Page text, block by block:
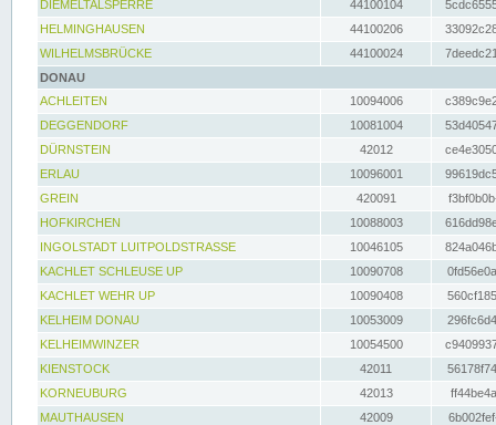
DIEMELTALSPERRE
44100104
HELMINGHAUSEN
44100206
WILHELMSBRÜCKE
44100024
DONAU
ACHLEITEN
10094006
DEGGENDORF
10081004
DÜRNSTEIN
42012
ERLAU
10096001
GREIN
420091
HOFKIRCHEN
10088003
INGOLSTADT LUITPOLDSTRASSE
10046105
KACHLET SCHLEUSE UP
10090708
KACHLET WEHR UP
10090408
KELHEIM DONAU
10053009
KELHEIMWINZER
10054500
KIENSTOCK
42011
KORNEUBURG
42013
MAUTHAUSEN
42009